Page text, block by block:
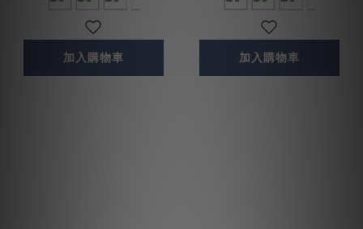
加入購物車 加入購物車